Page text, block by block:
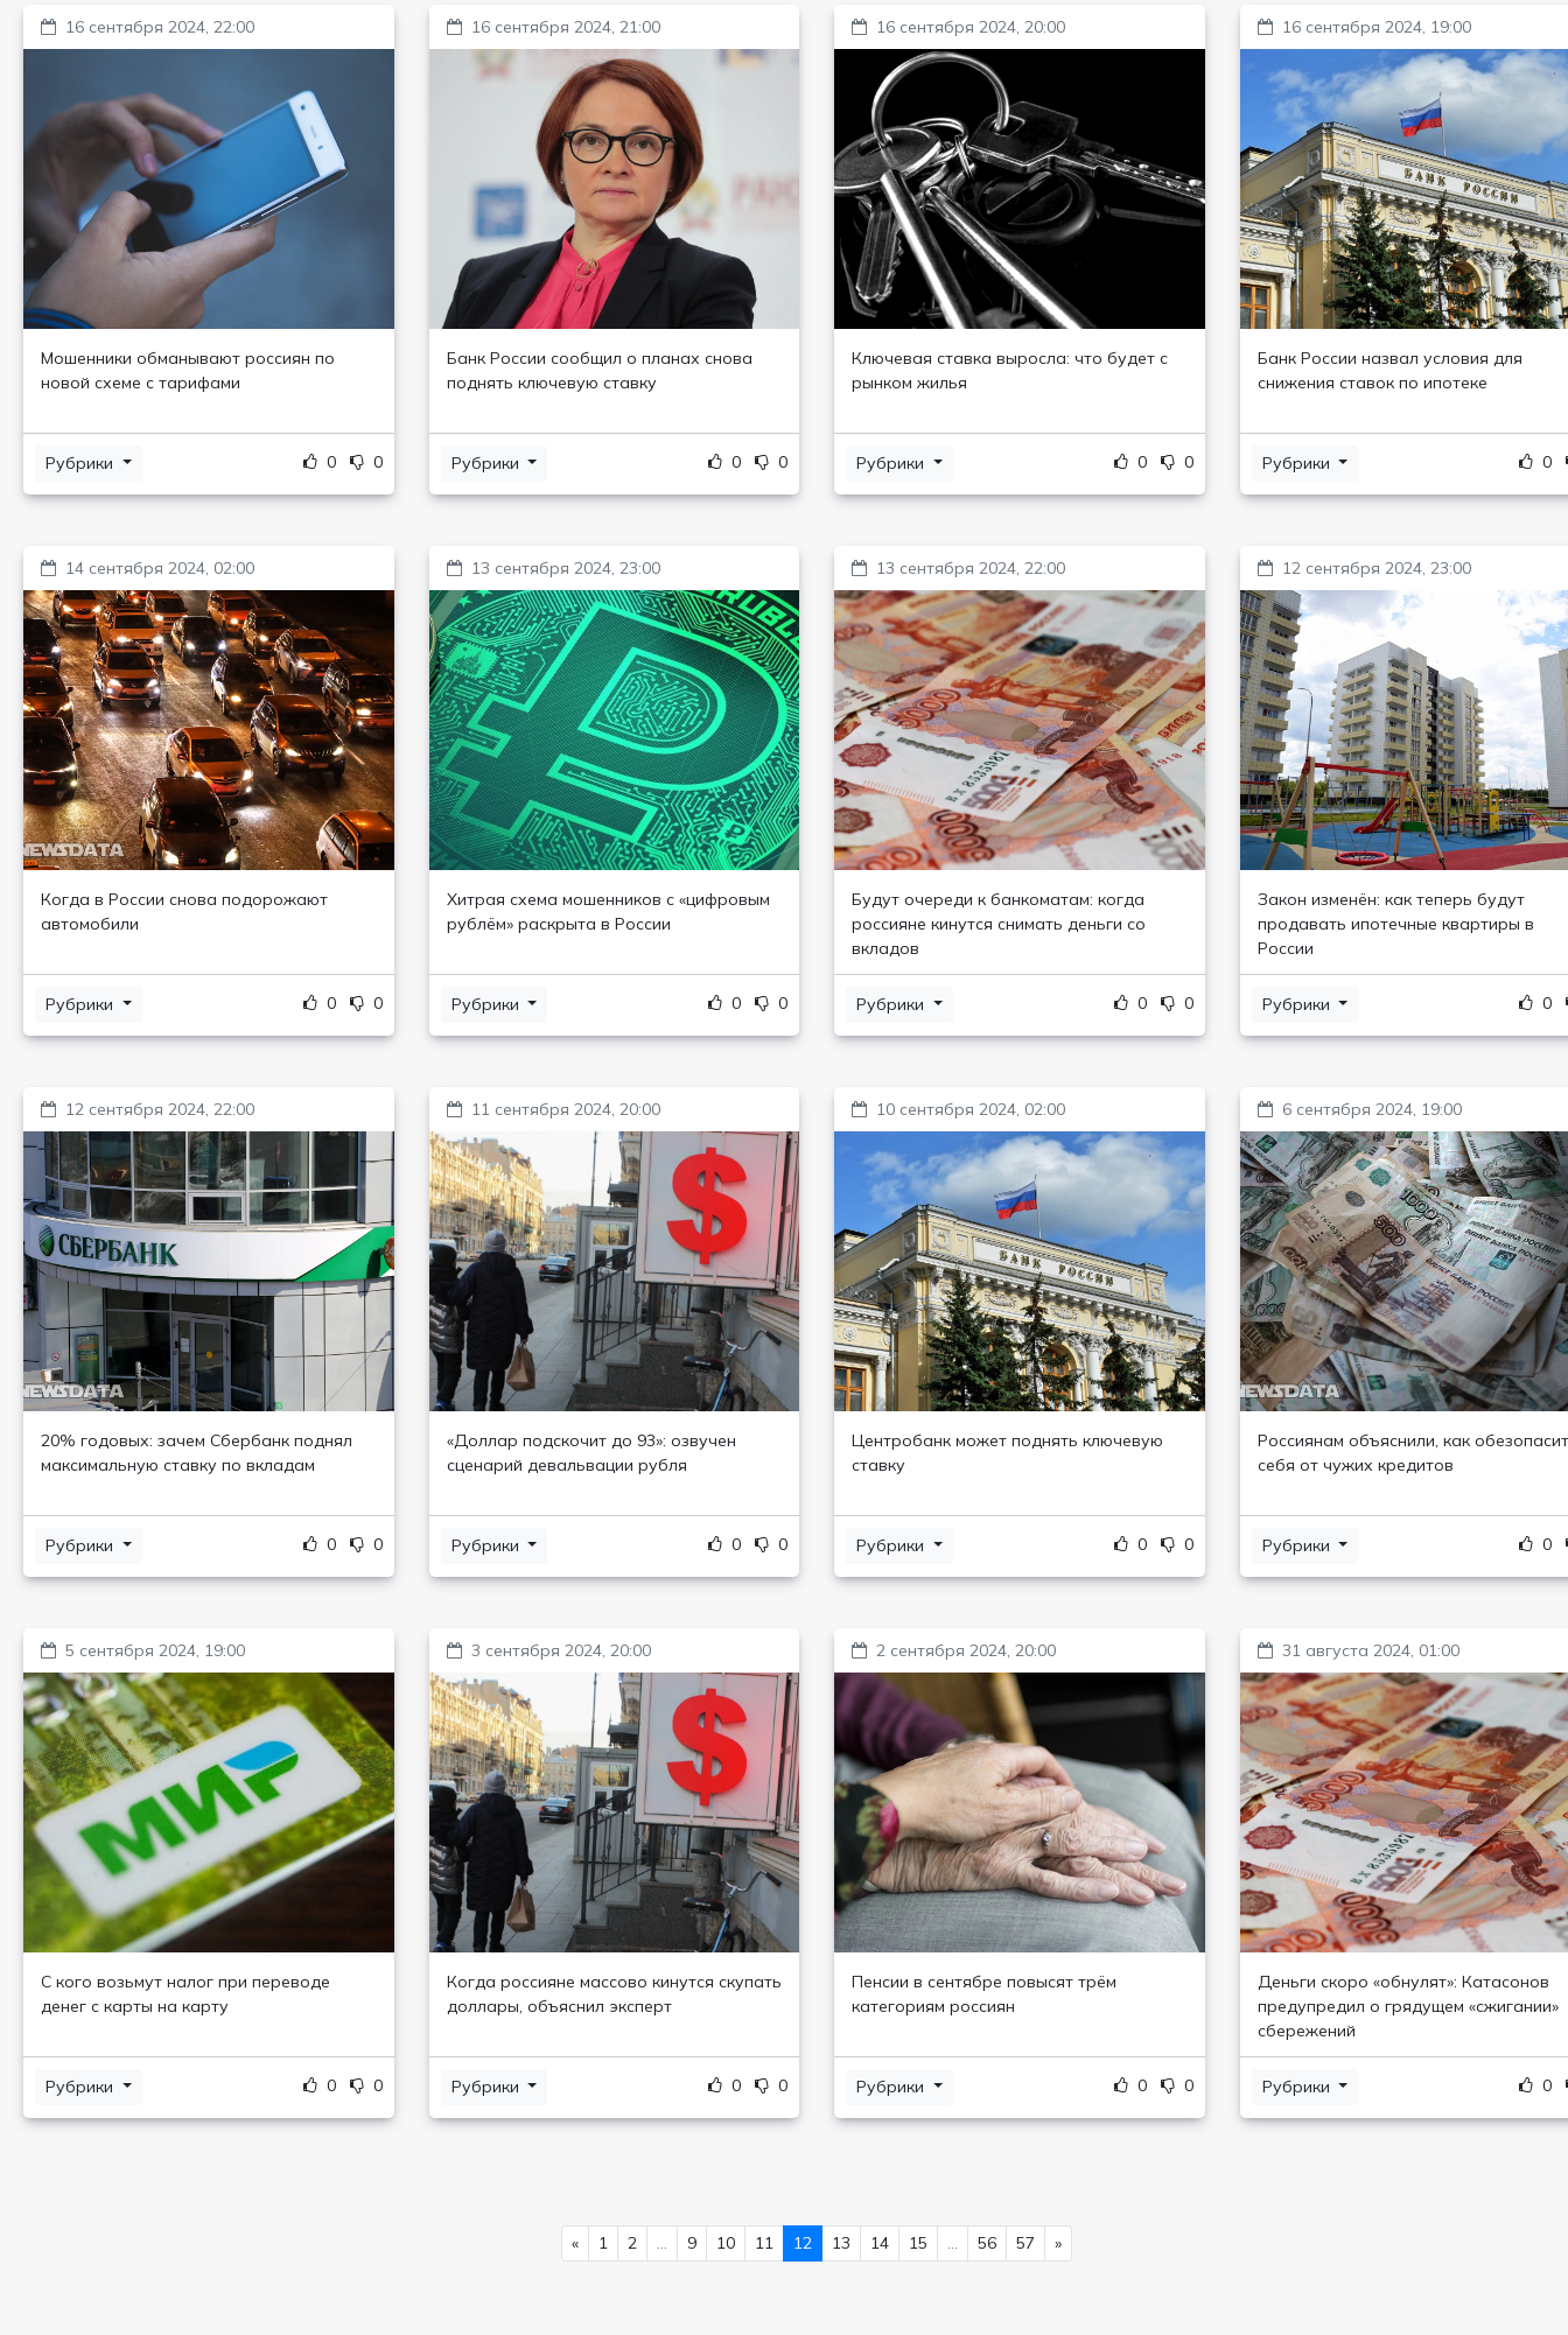
16 сентября 2024, 22:00
Мошенники обманывают россиян по
новой схеме с тарифами
Рубрики 0 0
16 сентября 2024, 21:00
Банк России сообщил о планах снова
поднять ключевую ставку
Рубрики 0 0
16 сентября 2024, 20:00
Ключевая ставка выросла: что будет с
рынком жилья
Рубрики 0 0
16 сентября 2024, 19:00
Банк России назвал условия для
снижения ставок по ипотеке
Рубрики 0
14 сентября 2024, 02:00
Когда в России снова подорожают
автомобили
Рубрики 0 0
13 сентября 2024, 23:00
Хитрая схема мошенников с «цифровым
рублём» раскрыта в России
Рубрики 0 0
13 сентября 2024, 22:00
Будут очереди к банкоматам: когда
россияне кинутся снимать деньги со
вкладов
Рубрики 0 0
12 сентября 2024, 23:00
Закон изменён: как теперь будут
продавать ипотечные квартиры в
России
Рубрики 0
12 сентября 2024, 22:00
20% годовых: зачем Сбербанк поднял
максимальную ставку по вкладам
Рубрики 0 0
11 сентября 2024, 20:00
«Доллар подскочит до 93»: озвучен
сценарий девальвации рубля
Рубрики 0 0
10 сентября 2024, 02:00
Центробанк может поднять ключевую
ставку
Рубрики 0 0
6 сентября 2024, 19:00
Россиянам объяснили, как
себя от чужих кредитов
Рубрики 0
5 сентября 2024, 19:00
С кого возьмут налог при переводе
денег с карты на карту
Рубрики 0 0
3 сентября 2024, 20:00
Когда россияне массово кинутся скупать
доллары, объяснил эксперт
Рубрики 0 0
2 сентября 2024, 20:00
Пенсии в сентябре повысят трём
категориям россиян
Рубрики 0 0
31 августа 2024, 01:00
Деньги скоро «обнулят»: Катасонов
предупредил о грядущем «сжигании»
сбережений
Рубрики 0
« 1 2 ... 9 10 11 12 13 14 15 ... 56 57 »